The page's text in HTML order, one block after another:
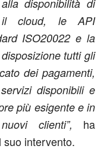
disponibilità di
il cloud, le API
ISO20022 e la
tutti gli
dei pagamenti,
disponibili e
più esigente e in
clienti”, ha
suo intervento.